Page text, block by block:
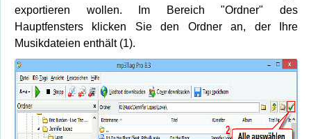
exportieren wollen. Im Bereich "Ordner" des
Hauptfensters klicken Sie den Ordner an, der Ihre
Musikdateien enthält (1).